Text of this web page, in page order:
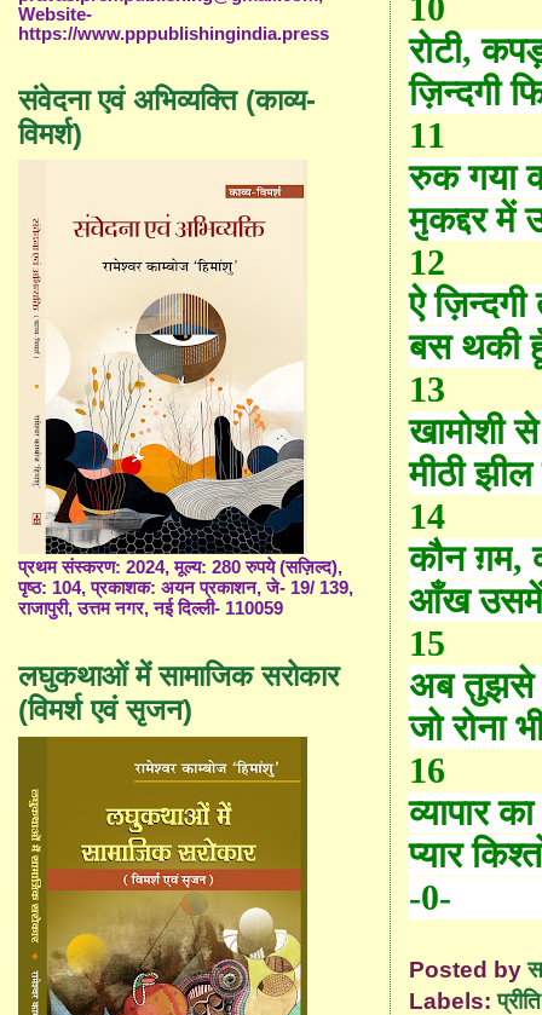
रोटी,
ज़िन्दगी
11
रुक गया
मुकद्दर में
12
ऐ
बस थकी
13
खामोशी
मीठी
14
कौन ग़म,
आँख उसमें
15
अब तुझसे
जो रोना
16
व्यापार
प्यार
-0-
Posted by
Labels:
Website-
https://www.pppublishingindia.press
संवेदना एवं अभिव्यक्ति (काव्य-
विमर्श)
प्रथम संस्करण: 2024, मूल्य: 280 रुपये (सज़िल्द),
पृष्ठ: 104, प्रकाशक: अयन प्रकाशन, जे- 19/ 139,
राजापुरी, उत्तम नगर, नई दिल्ली- 110059
लघुकथाओं में सामाजिक सरोकार
(विमर्श एवं सृजन)